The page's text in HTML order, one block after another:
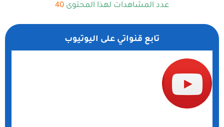
40 عدد المشاهدات لهذا المحتوى
تابع قنواتي على اليوتيوب